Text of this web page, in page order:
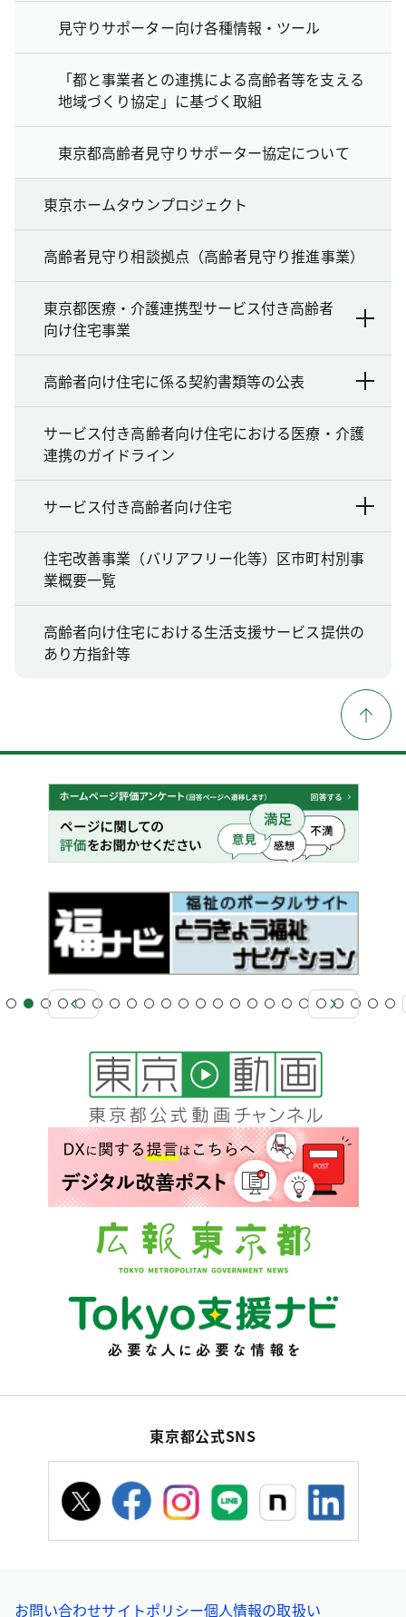
見守りサポーター向け各種情報・ツール
「都と事業者との連携による高齢者等を支える
地域づくり協定」に基づく取組
東京都高齢者見守りサポーター協定について
東京ホームタウンプロジェクト
高齢者見守り相談拠点（高齢者見守り推進事業）
東京都医療・介護連携型サービス付き高齢者
向け住宅事業
高齢者向け住宅に係る契約書類等の公表
サービス付き高齢者向け住宅における医療・介護
連携のガイドライン
サービス付き高齢者向け住宅
住宅改善事業（バリアフリー化等）区市町村別事
業概要一覧
高齢者向け住宅における生活支援サービス提供の
あり方指針等
東京都公式SNS
お問い合わせサイトポリシー個人情報の取扱い